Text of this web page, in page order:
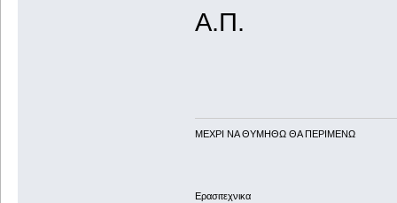
Α.Π.
ΜΕΧΡΙ ΝΑ ΘΥΜHΘΩ ΘΑ ΠΕΡΙΜΕΝΩ
Ερασιτεχνικα